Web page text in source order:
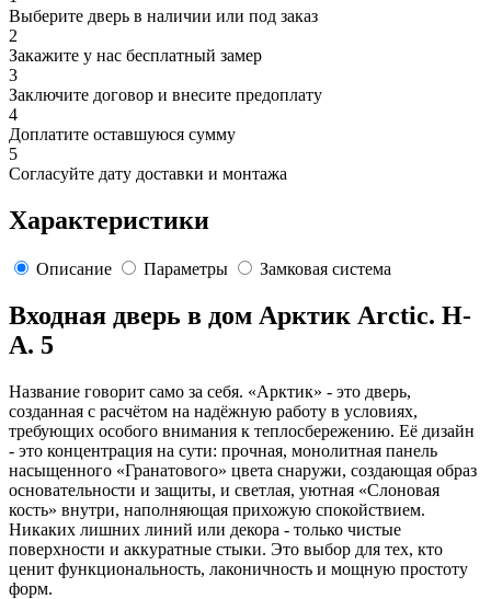
Выберите дверь в наличии или под заказ
2
Закажите у нас бесплатный замер
3
Заключите договор и внесите предоплату
4
Доплатите оставшуюся сумму
5
Согласуйте дату доставки и монтажа
Характеристики
Описание Параметры Замковая система
Входная дверь в дом Арктик Arctic. H-
A. 5
Название говорит само за себя. «Арктик» - это дверь,
созданная с расчётом на надёжную работу в условиях,
требующих особого внимания к теплосбережению. Её дизайн
- это концентрация на сути: прочная, монолитная панель
насыщенного «Гранатового» цвета снаружи, создающая образ
основательности и защиты, и светлая, уютная «Слоновая
кость» внутри, наполняющая прихожую спокойствием.
Никаких лишних линий или декора - только чистые
поверхности и аккуратные стыки. Это выбор для тех, кто
ценит функциональность, лаконичность и мощную простоту
форм.